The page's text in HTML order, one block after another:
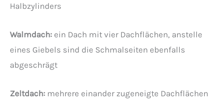
Halbzylinders
Walmdach: ein Dach mit vier Dachflächen, anstelle
eines Giebels sind die Schmalseiten ebenfalls
abgeschrägt
Zeltdach: mehrere einander zugeneigte Dachflächen